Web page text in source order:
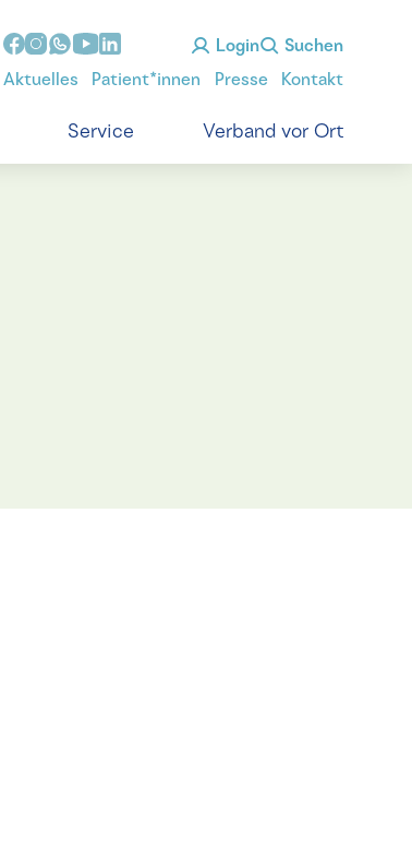
Login Suchen
Aktuelles Patient*innen Presse Kontakt
Service Verband vor Ort